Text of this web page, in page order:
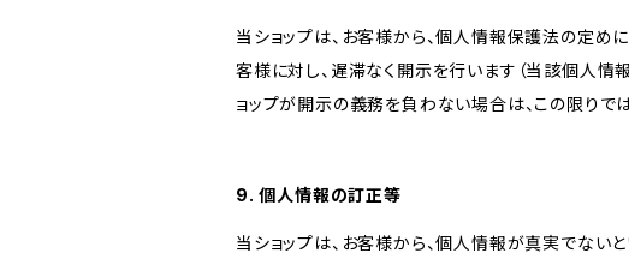
当ショップは、お客様から、個人情報保護法の定
客様に対し、遅滞なく開示を行います（当該個人情
ョップが開示の義務を負わない場合は、この限りで
9. 個人情報の訂正等
当ショップは、お客様から、個人情報が真実でない